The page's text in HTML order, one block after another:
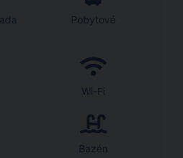
Pobytové
Wi-Fi
Bazén